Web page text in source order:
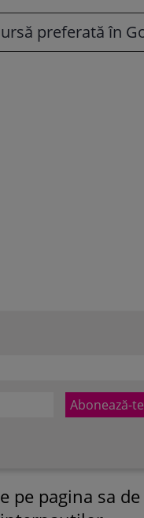
preferată în
pe pagina sa de